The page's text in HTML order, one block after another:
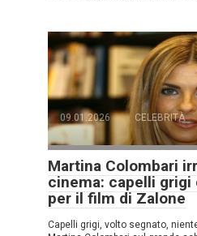
09.01.2026
CELEBRITÀ
Martina Colombari
cinema: capelli grigi
per il film di Zalone
Capelli grigi, volto segnato,